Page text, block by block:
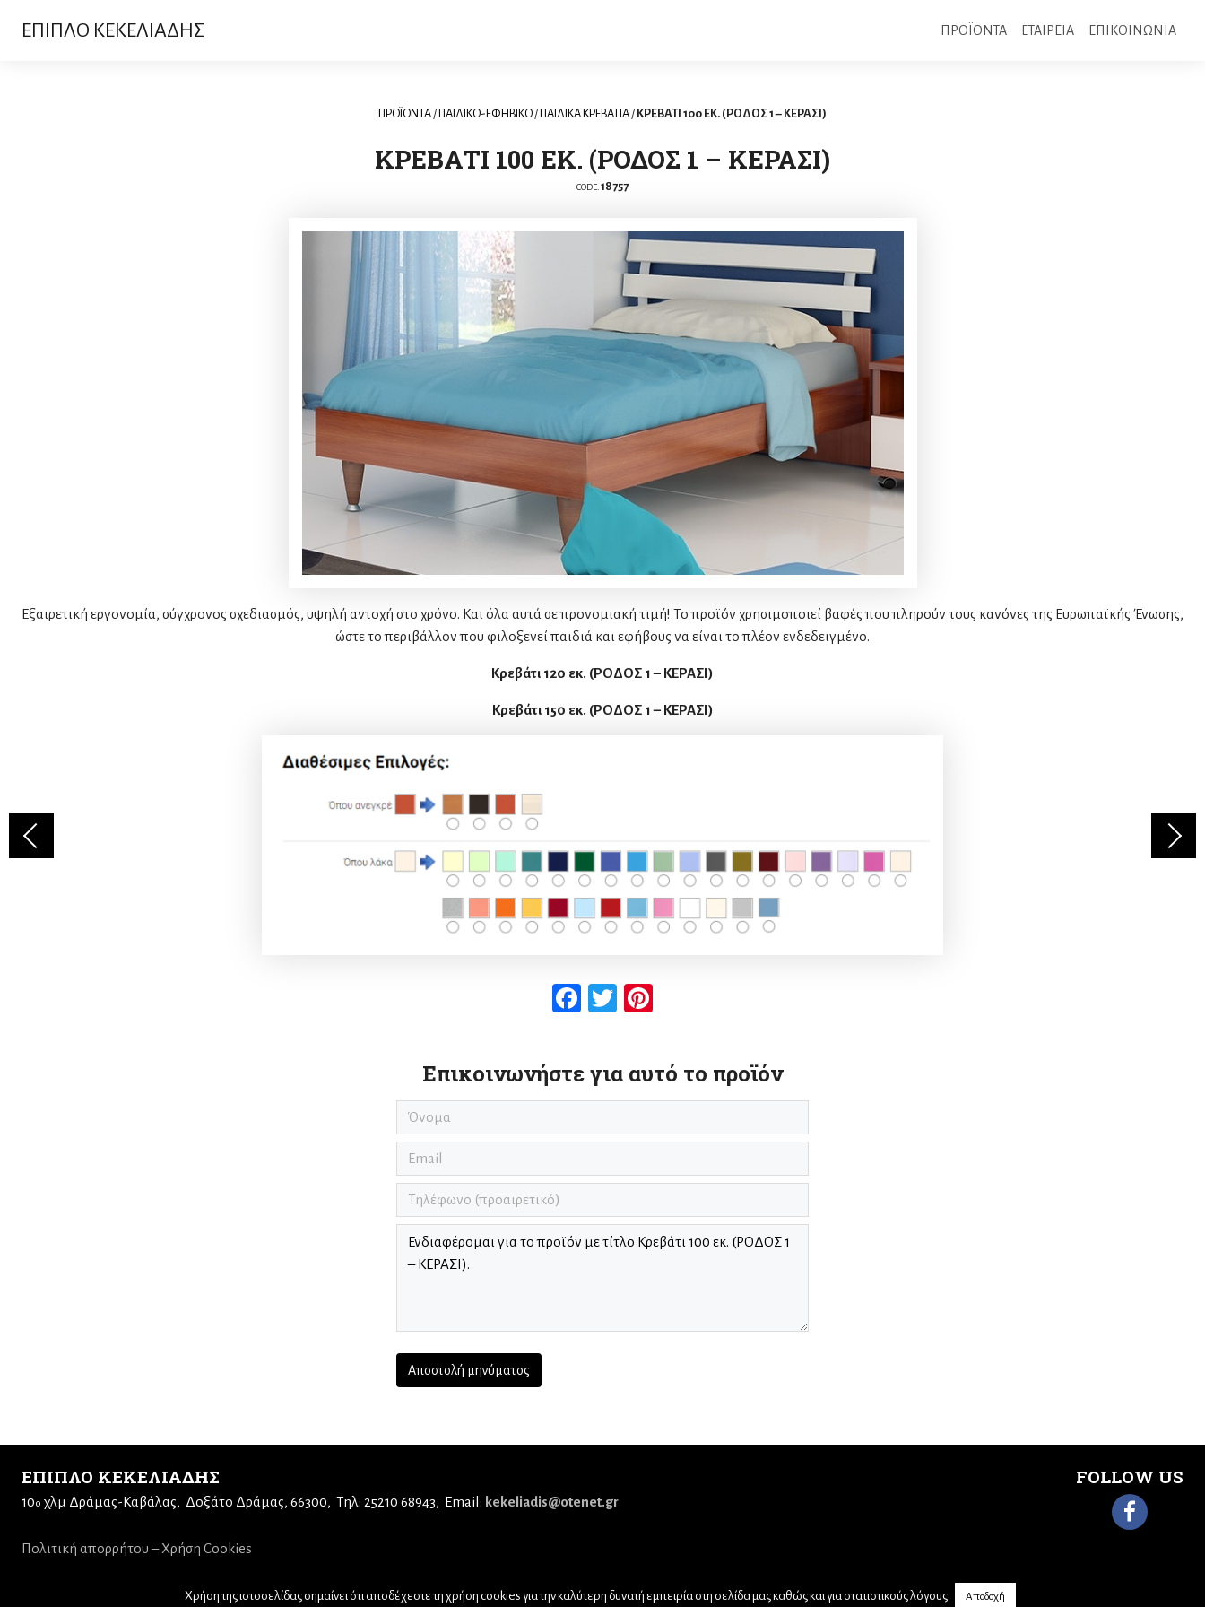
ΕΠΙΠΛΟ ΚΕΚΕΛΙΑΔΗΣ ΠΡΟΪΟΝΤΑ ΕΤΑΙΡΕΙΑ ΕΠΙΚΟΙΝΩΝΙΑ
ΠΡΟΪΟΝΤΑ / ΠΑΙΔΙΚΟ-ΕΦΗΒΙΚΟ / ΠΑΙΔΙΚΑ ΚΡΕΒΑΤΙΑ / ΚΡΕΒΑΤΙ 100 ΕΚ. (ΡΟΔΟΣ 1 – ΚΕΡΑΣΙ)
ΚΡΕΒΑΤΙ 100 ΕΚ. (ΡΟΔΟΣ 1 – ΚΕΡΑΣΙ)
CODE:18757
Εξαιρετική εργονομία, σύγχρονος σχεδιασμός, υψηλή αντοχή στο χρόνο. Και όλα αυτά σε προνομιακή τιμή! Το προϊόν χρησιμοποιεί βαφές που πληρούν τους κανόνες της Ευρωπαϊκής Ένωσης,
ώστε το περιβάλλον που φιλοξενεί παιδιά και εφήβους να είναι το πλέον ενδεδειγμένο.
Κρεβάτι 120 εκ. (ΡΟΔΟΣ 1 – ΚΕΡΑΣΙ)
Κρεβάτι 150 εκ. (ΡΟΔΟΣ 1 – ΚΕΡΑΣΙ)
Facebook
Twitter
Επικοινωνήστε για αυτό το προϊόν
ΕΠΙΠΛΟ ΚΕΚΕΛΙΑΔΗΣ
10ο χλμ Δράμας-Καβάλας Δοξάτο Δράμας, 66300 Τηλ: 25210 68943 Email: kekeliadis@otenet.gr
FOLLOW US
Πολιτική απορρήτου – Χρήση Cookies
© 2019,Nick Sotiriadis
Χρήση της ιστοσελίδας σημαίνει ότι αποδέχεστε τη χρήση cookies για την καλύτερη δυνατή εμπειρία στη σελίδα μας καθώς και για στατιστικούς λόγους. Αποδοχή